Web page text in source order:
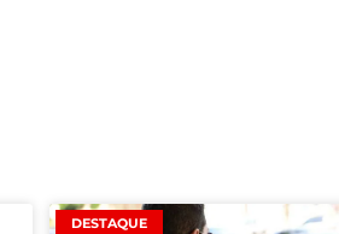
DESTAQUE